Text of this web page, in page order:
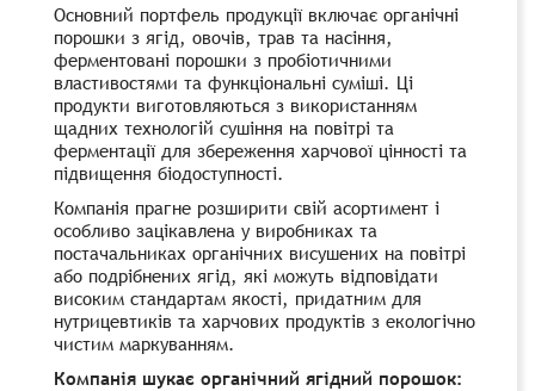
Основний портфель продукції включає органічні
порошки з ягід, овочів, трав та насіння,
ферментовані порошки з пробіотичними
властивостями та функціональні суміші. Ці
продукти виготовляються з використанням
щадних технологій сушіння на повітрі та
ферментації для збереження харчової цінності та
підвищення біодоступності.
Компанія прагне розширити свій асортимент і
особливо зацікавлена ​​у виробниках та
постачальниках органічних висушених на повітрі
або подрібнених ягід, які можуть відповідати
високим стандартам якості, придатним для
нутрицевтиків та харчових продуктів з екологічно
чистим маркуванням.
Компанія шукає органічний ягідний порошок: